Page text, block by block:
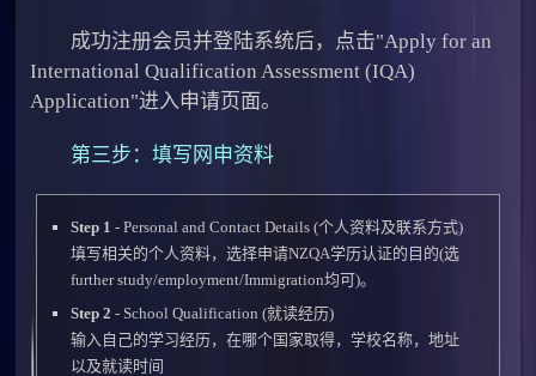
成功注册会员并登陆系统后，点击"Apply for an
International Qualification Assessment (IQA)
Application"进入申请页面。
第三步：填写网申资料
Step 1 - Personal and Contact Details (个人资料及联系方式)
填写相关的个人资料，选择申请NZQA学历认证的目的(选
further study/employment/Immigration均可)。
Step 2 - School Qualification (就读经历)
输入自己的学习经历，在哪个国家取得，学校名称，地址
以及就读时间